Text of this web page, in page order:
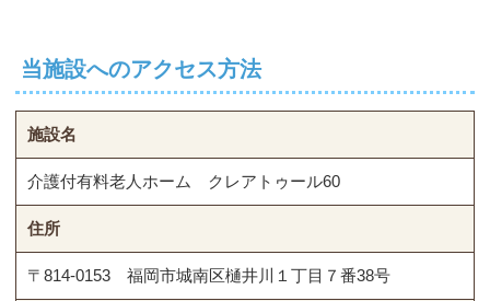
当施設へのアクセス方法
施設名
介護付有料老人ホーム クレアトゥール60
住所
〒814-0153 福岡市城南区樋井川１丁目７番38号